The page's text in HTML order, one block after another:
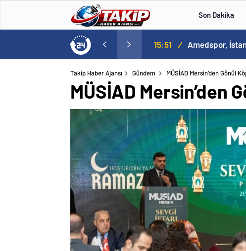
Son Dakika
15:51 / Amedspor,
Takip Haber Ajansı Gündem MÜSİAD Mersin’den Gönül
MÜSİAD Mersin’den